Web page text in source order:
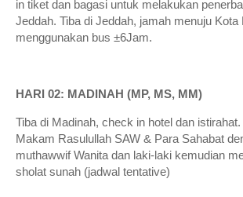
in tiket dan bagasi untuk melakukan
Jeddah. Tiba di Jeddah, jamah menuju Kota
menggunakan bus ±6Jam.
HARI 02: MADINAH (MP, MS, MM)
Tiba di Madinah, check in hotel dan
Makam Rasulullah SAW & Para Sahabat
muthawwif Wanita dan laki-laki kemudian
sholat sunah (jadwal tentative)